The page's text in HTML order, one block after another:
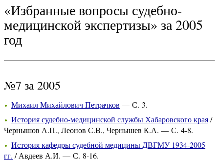
«Избранные вопросы судебно-
медицинской экспертизы» за 2005
год
№7 за 2005
Михаил Михайлович Петрачков — С. 3.
История судебно-медицинской службы Хабаровского края/
Чернышов А.П., Леонов С.В., Чернышев К.А. — С. 4-8.
История кафедры судебной медицины ДВГМУ 1934-2005
гг. / Авдеев А.И. — С. 8-16.